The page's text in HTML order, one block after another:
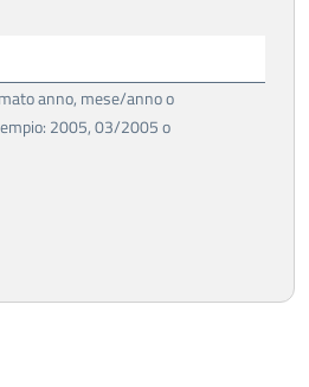
anno, mese/anno o
2005, 03/2005 o